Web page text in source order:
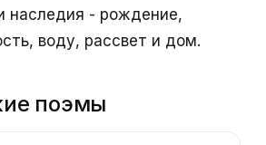
наследия - рождение,
воду, рассвет и дом.
поэмы